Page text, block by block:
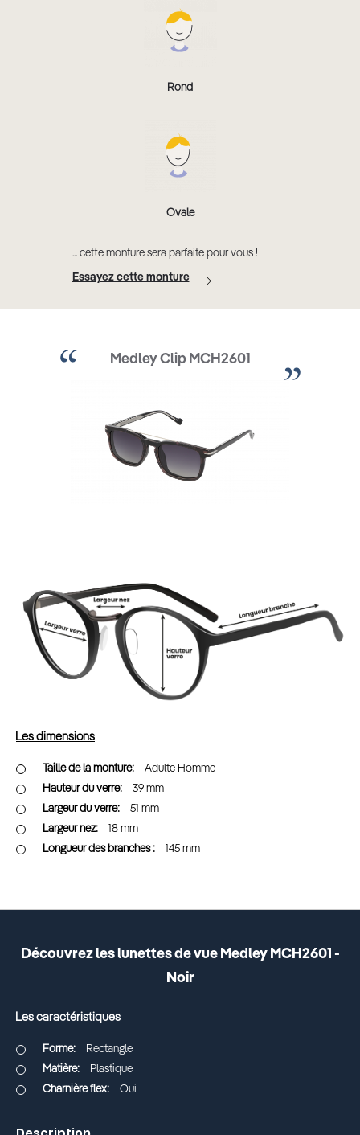
Rond
Ovale
... cette monture sera parfaite pour vous !
Essayez cette monture
Medley Clip MCH2601
Les dimensions
Adulte Homme
39 mm
51 mm
18 mm
145 mm
Découvrez les lunettes de vue Medley MCH2601 -
Noir
Les caractéristiques
Rectangle
Plastique
Oui